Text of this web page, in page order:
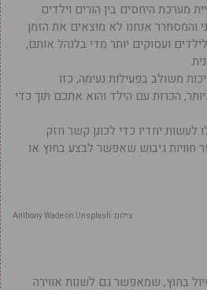
מערכת היחסים בין הורים וילדים
והמסחרר אנחנו לא מוצאים את הזמן
ועסוקים יותר מדי בלנהל אותם,
משולב בפעילות נעימה, כזו
הכרות עם הילד והוא אתכם תוך כדי
יחדיו כדי לכונן קשר חזק
חוויות גיבוש שאפשר לבצע בחוץ או
צילום: Anthony Wade on Unsplash
בחוץ, שמאפשר גם לשנות אווירה